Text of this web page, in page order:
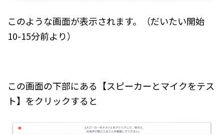
このような画面が表示されます。（だいたい開始
10-15分前より）
この画面の下部にある【スピーカーとマイクをテス
ト】をクリックすると